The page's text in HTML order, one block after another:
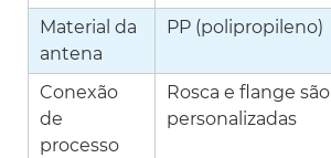
Material da
antena
PP (polipropileno)
Conexão
de
processo
Rosca e flange são
personalizadas